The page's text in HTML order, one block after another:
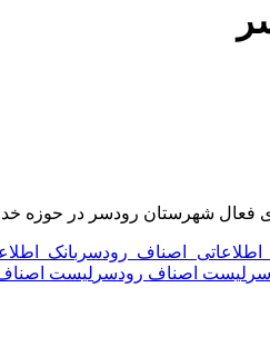
شهرستان رودسر در حوزه
اطلاعاتی اصناف رودسر بانک
لیست اصناف رودسر لیست